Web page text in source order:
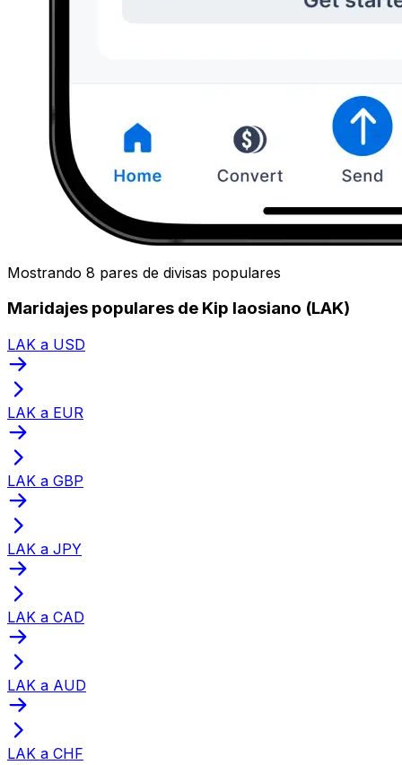
Mostrando 8 pares de divisas populares
Maridajes populares de Kip laosiano (LAK)
LAK a USD
LAK a EUR
LAK a GBP
LAK a JPY
LAK a CAD
LAK a AUD
LAK a CHF